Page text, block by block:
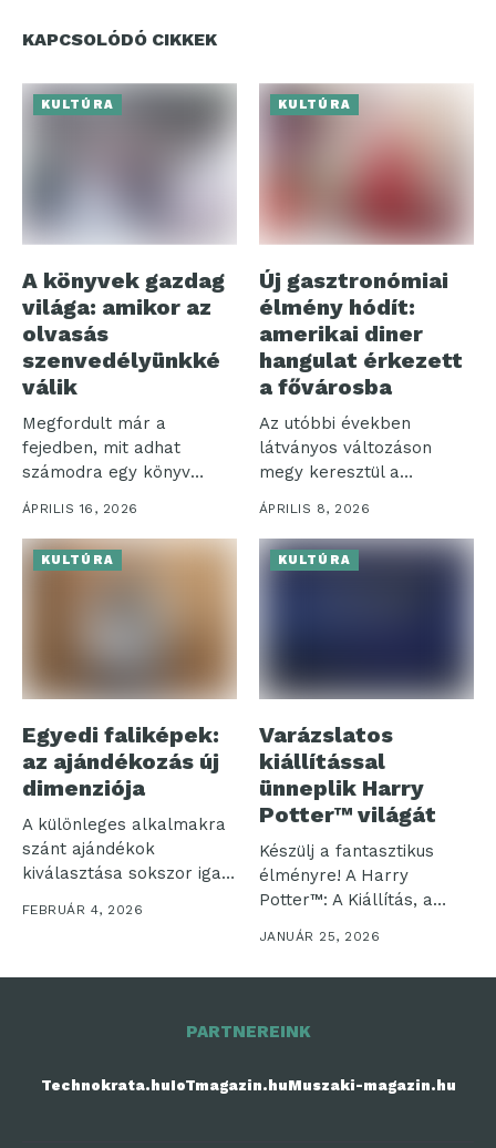
KAPCSOLÓDÓ CIKKEK
KULTÚRA
A könyvek gazdag
világa: amikor az
olvasás
szenvedélyünkké
válik
Megfordult már a
fejedben, mit adhat
számodra egy könyv
elolvasása? A
könyvekből...
ÁPRILIS 16, 2026
KULTÚRA
Új gasztronómiai
élmény hódít:
amerikai diner
hangulat érkezett
a fővárosba
Az utóbbi években
látványos változáson
megy keresztül a
vendéglátóipar: egyre
nagyobb hangsúlyt...
ÁPRILIS 8, 2026
KULTÚRA
Egyedi faliképek:
az ajándékozás új
dimenziója
A különleges alkalmakra
szánt ajándékok
kiválasztása sokszor igazi
kihívást jelent. Amikor
FEBRUÁR 4, 2026
KULTÚRA
Varázslatos
kiállítással
ünneplik Harry
Potter™ világát
Készülj a fantasztikus
élményre! A Harry
Potter™: A Kiállítás, a
Harry Potter...
JANUÁR 25, 2026
PARTNEREINK
Technokrata.huIoTmagazin.huMuszaki-magazin.hu